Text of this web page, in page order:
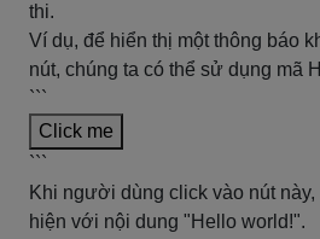
thi.
Ví dụ, để hiển thị một thông báo
nút, chúng ta có thể sử dụng mã
```
Click me
```
Khi người dùng click vào nút
hiện với nội dung "Hello world!".